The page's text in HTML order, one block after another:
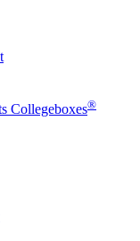
Collegeboxes®